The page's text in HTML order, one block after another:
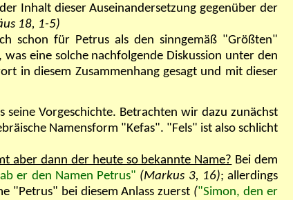
Inhalt dieser Auseinandersetzung gegenüber der
18, 1-5)
schon für Petrus als den sinngemäß "Größten"
eine solche nachfolgende Diskussion unter den
in diesem Zusammenhang gesagt und mit dieser
Vorgeschichte. Betrachten wir dazu zunächst
Namensform "Kefas". "Fels" ist also schlicht
aber dann der heute so bekannte Name? Bei dem
er den Namen Petrus" (Markus 3, 16); allerdings
"Petrus" bei diesem Anlass zuerst ("Simon, den er